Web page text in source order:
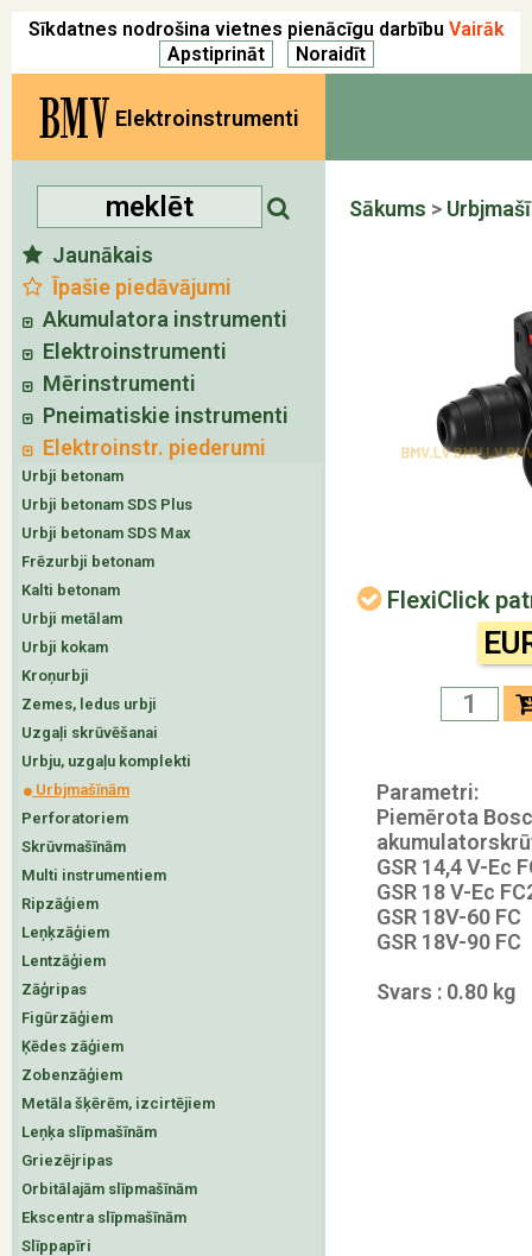
Sīkdatnes nodrošina vietnes pienācīgu darbību Vairāk
BMV Elektroinstrumenti
Jaunākais
Īpašie piedāvājumi
Akumulatora instrumenti
Elektroinstrumenti
Mērinstrumenti
Pneimatiskie instrumenti
Elektroinstr. piederumi
Urbji betonam
Urbji betonam SDS Plus
Urbji betonam SDS Max
Frēzurbji betonam
Kalti betonam
Urbji metālam
Urbji kokam
Kroņurbji
Zemes, ledus urbji
Uzgaļi skrūvēšanai
Urbju, uzgaļu komplekti
Urbjmašīnām
Perforatoriem
Skrūvmašīnām
Multi instrumentiem
Ripzāģiem
Leņķzāģiem
Lentzāģiem
Zāģripas
Figūrzāģiem
Ķēdes zāģiem
Zobenzāģiem
Metāla šķērēm, izcirtējiem
Leņķa slīpmašīnām
Griezējripas
Orbitālajām slīpmašīnām
Ekscentra slīpmašīnām
Slīppapīri
Sākums >
FlexiClick
Parametri:
Piemērota
GSR 14,4 V-Ec
GSR 18 V-Ec
GSR 18V-60 FC
GSR 18V-90 FC
Svars : 0.80 kg